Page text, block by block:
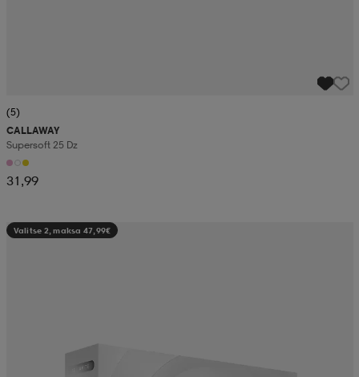
(5)
CALLAWAY
Supersoft 25 Dz
31,99
Valitse 2, maksa 47,99€